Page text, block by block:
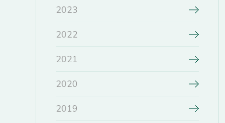
2023
2022
2021
2020
2019